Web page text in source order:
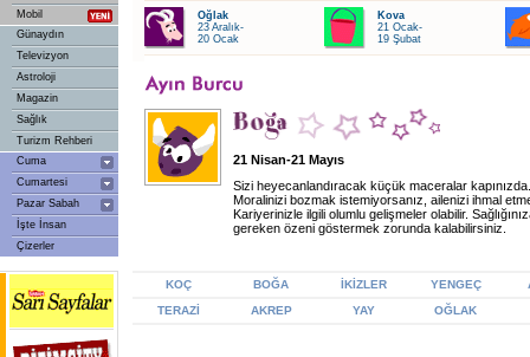
Mobil
Günaydın
Televizyon
Astroloji
Magazin
Sağlık
Turizm Rehberi
Cuma
Cumartesi
Pazar Sabah
İşte İnsan
Çizerler
Oğlak
23 Aralık-
20 Ocak
Kova
21 Ocak-
19 Şubat
21 Nisan-21 Mayıs
Sizi heyecanlandıracak küçük maceralar kapınızda.
Moralinizi bozmak istemiyorsanız, ailenizi ihmal
Kariyerinizle ilgili olumlu gelişmeler olabilir.
gereken özeni göstermek zorunda kalabilirsiniz.
KOÇ BOĞA İKİZLER YENGEÇ
TERAZİ
AKREP YAY OĞLAK